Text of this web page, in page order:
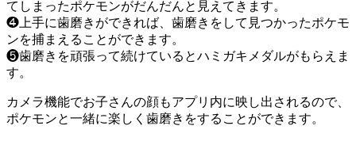
てしまったポケモンがだんだんと見えてきます。
❹上手に歯磨きができれば、歯磨きをして見つかったポケモ
ンを捕まえることができます。
❺歯磨きを頑張って続けているとハミガキメダルがもらえま
す。
カメラ機能でお子さんの顔もアプリ内に映し出されるので、
ポケモンと一緒に楽しく歯磨きをすることができます。